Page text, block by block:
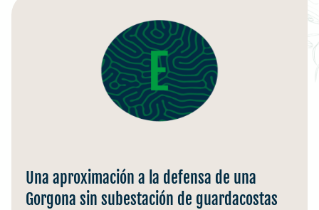
Una aproximación a la defensa de una
Gorgona sin subestación de guardacostas